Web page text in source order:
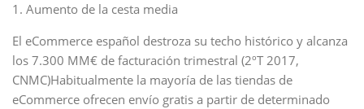
1. Aumento de la cesta media
El eCommerce español destroza su techo histórico y alcanza
los 7.300 MM€ de facturación trimestral (2ºT 2017,
CNMC)Habitualmente la mayoría de las tiendas de
eCommerce ofrecen envío gratis a partir de determinado